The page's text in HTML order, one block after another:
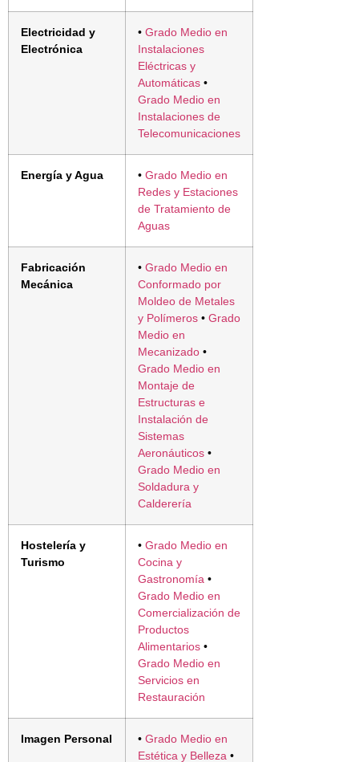
Electricidad y
Electrónica
• Grado Medio en
Instalaciones
Eléctricas y
Automáticas •
Grado Medio en
Instalaciones de
Telecomunicaciones
Energía y Agua • Grado Medio en
Redes y Estaciones
de Tratamiento de
Aguas
Fabricación
Mecánica
• Grado Medio en
Conformado por
Moldeo de Metales
y Polímeros • Grado
Medio en
Mecanizado •
Grado Medio en
Montaje de
Estructuras e
Instalación de
Sistemas
Aeronáuticos •
Grado Medio en
Soldadura y
Calderería
Hostelería y
Turismo
• Grado Medio en
Cocina y
Gastronomía •
Grado Medio en
Comercialización de
Productos
Alimentarios •
Grado Medio en
Servicios en
Restauración
Imagen Personal • Grado Medio en
Estética y Belleza •